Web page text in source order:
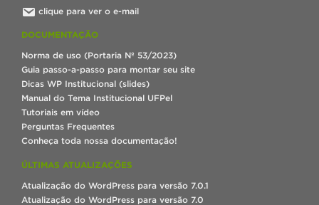
clique para ver o e-mail
DOCUMENTAÇÃO
Norma de uso (Portaria Nº 53/2023)
Guia passo-a-passo para montar seu site
Dicas WP Institucional (slides)
Manual do Tema Institucional UFPel
Tutoriais em vídeo
Perguntas Frequentes
Conheça toda nossa documentação!
ÚLTIMAS ATUALIZAÇÕES
Atualização do WordPress para versão 7.0.1
Atualização do WordPress para versão 7.0